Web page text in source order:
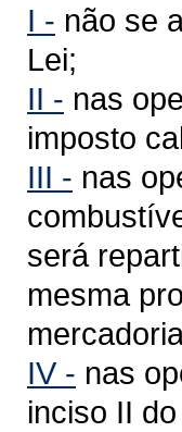
I - não se
Lei;
II - nas
imposto
III - nas
será
mesma
IV - nas
inciso II